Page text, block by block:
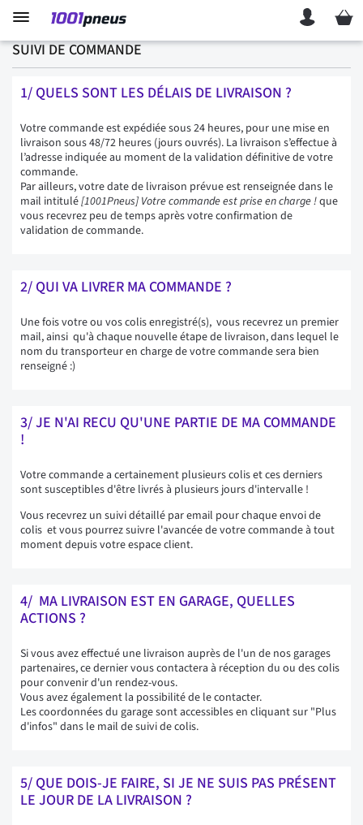
Mon
SUIVI DE COMMANDE
1/ QUELS SONT LES DÉLAIS DE LIVRAISON ?
Votre commande est expédiée sous 24 heures, pour une mise en
livraison sous 48/72 heures (jours ouvrés). La livraison s’effectue à
l’adresse indiquée au moment de la validation définitive de votre
commande.
Par ailleurs, votre date de livraison prévue est renseignée dans le
mail intitulé[1001Pneus] Votre commande est prise en charge !que
vous recevrez peu de temps après votre confirmation de
validation de commande.
2/ QUI VA LIVRER MA COMMANDE ?
Une fois votre ou vos colis enregistré(s), vous recevrez un premier
mail, ainsi qu'à chaque nouvelle étape de livraison, dans lequel le
nom du transporteur en charge de votre commande sera bien
renseigné :)
3/ JE N'AI RECU QU'UNE PARTIE DE MA COMMANDE
!
Votre commande a certainement plusieurs colis et ces derniers
sont susceptibles d'être livrés à plusieurs jours d'intervalle !
Vous recevrez un suivi détaillé par email pour chaque envoi de
colis et vous pourrez suivre l'avancée de votre commande à tout
moment depuis votre espace client.
4/ MA LIVRAISON EST EN GARAGE, QUELLES
ACTIONS ?
Si vous avez effectué une livraison auprès de l'un de nos garages
partenaires, ce dernier vous contactera à réception du ou des colis
pour convenir d'un rendez-vous.
Vous avez également la possibilité de le contacter.
Les coordonnées du garage sont accessibles en cliquant sur "Plus
d'infos" dans le mail de suivi de colis.
5/ QUE DOIS-JE FAIRE, SI JE NE SUIS PAS PRÉSENT
LE JOUR DE LA LIVRAISON ?